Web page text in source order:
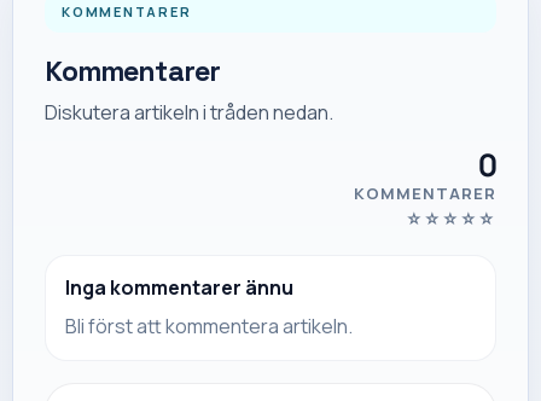
KOMMENTARER
Kommentarer
Diskutera artikeln i tråden nedan.
0
KOMMENTARER
☆ ☆ ☆ ☆ ☆
Inga kommentarer ännu
Bli först att kommentera artikeln.